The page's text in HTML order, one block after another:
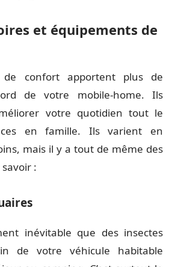
et équipements de
de confort apportent plus de
de votre mobile-home. Ils
votre quotidien tout le
en famille. Ils varient en
mais il y a tout de même des
:
inévitable que des insectes
de votre véhicule habitable